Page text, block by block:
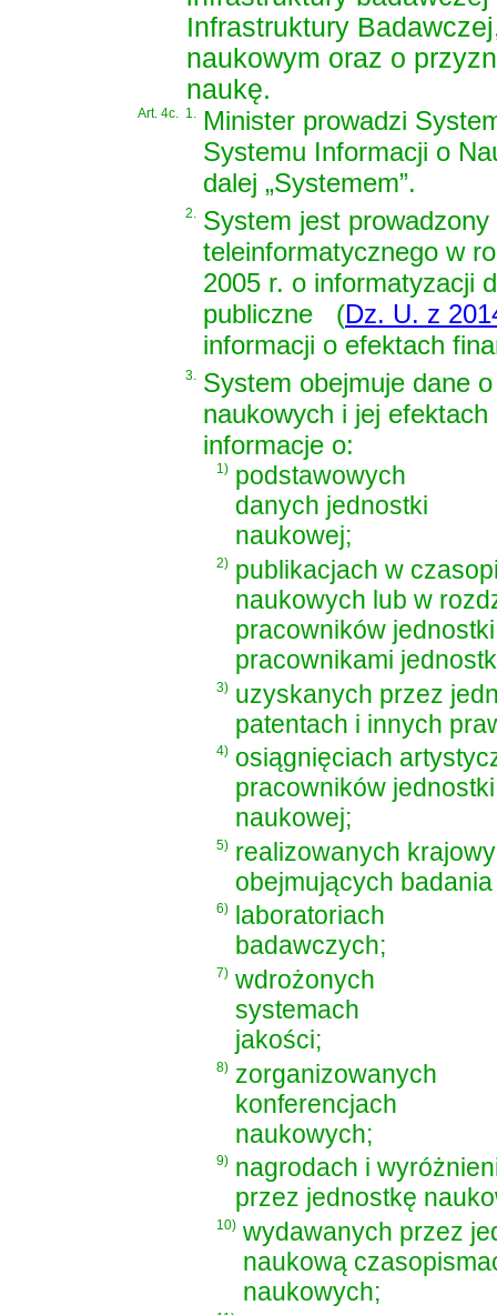
Infrastruktury
naukowym oraz o
naukę.
Art. 4c. 1. Minister prowadzi
Systemu Informacji o
dalej „Systemem”.
2. System jest
teleinformatycznego w
2005 r. o informatyzacji
publiczne
(Dz. U. z
informacji o efektach
3. System obejmuje dane
naukowych i jej
informacje o:
1) podstawowych
danych jednostki
naukowej;
2) publikacjach w
naukowych lub w
pracowników
pracownikami
3) uzyskanych przez
patentach i innych
4) osiągnięciach
pracowników jednostki
naukowej;
5) realizowanych
obejmujących
6)
laboratoriach
badawczych;
7) wdrożonych
systemach
jakości;
8) zorganizowanych
konferencjach
naukowych;
9) nagrodach i
przez jednostkę
10) wydawanych przez
naukową
naukowych;